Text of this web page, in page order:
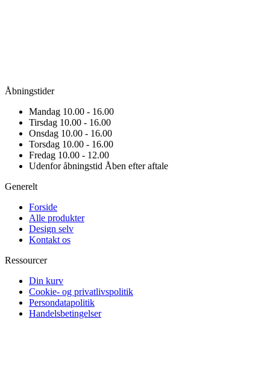
Åbningstider
Mandag 10.00 - 16.00
Tirsdag 10.00 - 16.00
Onsdag 10.00 - 16.00
Torsdag 10.00 - 16.00
Fredag 10.00 - 12.00
Udenfor åbningstid Åben efter aftale
Generelt
Forside
Alle produkter
Design selv
Kontakt os
Ressourcer
Din kurv
Cookie- og privatlivspolitik
Persondatapolitik
Handelsbetingelser